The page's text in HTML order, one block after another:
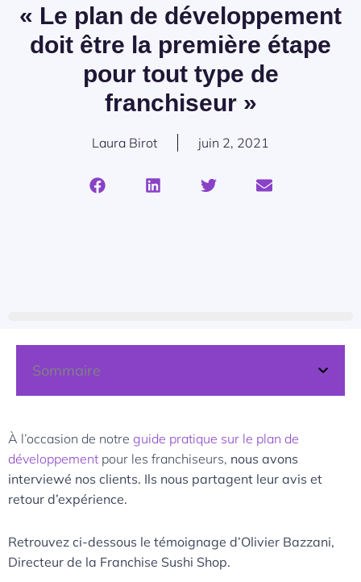
« Le plan de développement
doit être la première étape
pour tout type de
franchiseur »
Laura Birot juin 2, 2021
Sommaire
À l’occasion de notre guide pratique sur le plan de
développement pour les franchiseurs, nous avons
interviewé nos clients. Ils nous partagent leur avis et
retour d’expérience.
Retrouvez ci-dessous le témoignage d’Olivier Bazzani,
Directeur de la Franchise Sushi Shop.